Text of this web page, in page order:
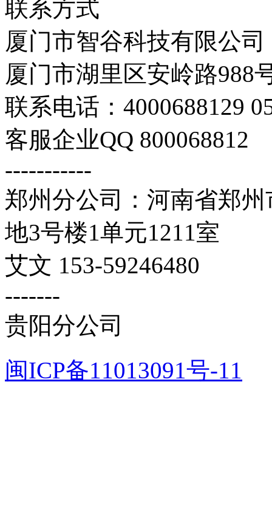
联系方式
厦门市智谷科技有限公司
厦门市湖里区安岭路988
联系电话：4000688129
客服企业QQ 800068812
-----------
郑州分公司：河南省郑
地3号楼1单元1211室
艾文 153-59246480
-------
贵阳分公司
闽ICP备11013091号-11